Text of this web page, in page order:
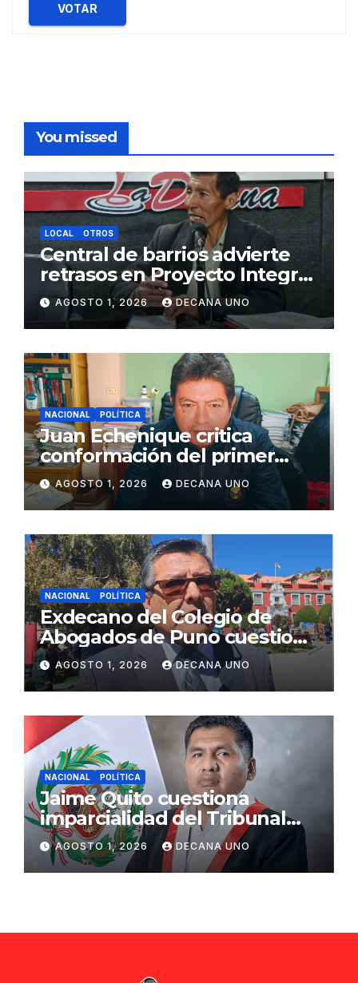
VOTAR
You missed
LOCAL OTROS
Central de barrios advierte
retrasos en Proyecto Integral
de Agua y Alcantarillado para
Juliaca
AGOSTO 1, 2026 DECANA UNO
NACIONAL POLÍTICA
Juan Echenique critica
conformación del primer
gabinete ministerial de Keiko
Fujimori
AGOSTO 1, 2026 DECANA UNO
NACIONAL POLÍTICA
Exdecano del Colegio de
Abogados de Puno cuestiona
propuestas sobre seguridad
ciudadana
AGOSTO 1, 2026 DECANA UNO
NACIONAL POLÍTICA
Jaime Quito cuestiona
imparcialidad del Tribunal
Constitucional tras liberación
de Ollanta Humala
AGOSTO 1, 2026 DECANA UNO